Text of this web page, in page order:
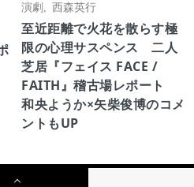
演劇
西森英行
至近距離で火花を散らす極
限の心理サスペンス 二人
芝居『フェイス FACE /
FAITH』稽古場レポート
和央ようか×矢柴俊博のコメ
ントもUP